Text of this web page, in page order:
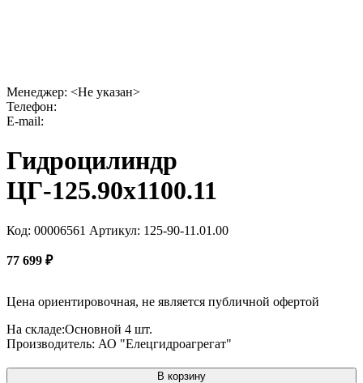
Менеджер: <Не указан>
Телефон:
E-mail:
Гидроцилиндр
ЦГ-125.90х1100.11
Код: 00006561 Артикул: 125-90-11.01.00
77 699 ₽
Цена ориентировочная, не является публичной офертой
На складе:Основной 4 шт.
Производитель: АО "Елецгидроагрегат"
В корзину